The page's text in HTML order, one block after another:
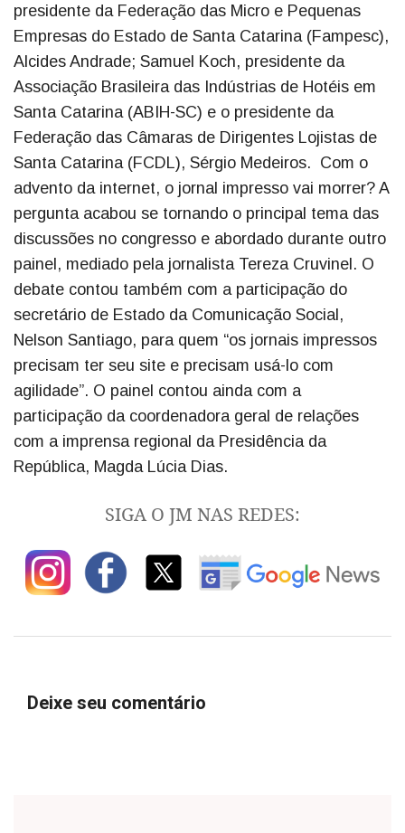
presidente da Federação das Micro e Pequenas
Empresas do Estado de Santa Catarina (Fampesc),
Alcides Andrade; Samuel Koch, presidente da
Associação Brasileira das Indústrias de Hotéis em
Santa Catarina (ABIH-SC) e o presidente da
Federação das Câmaras de Dirigentes Lojistas de
Santa Catarina (FCDL), Sérgio Medeiros. Com o
advento da internet, o jornal impresso vai morrer? A
pergunta acabou se tornando o principal tema das
discussões no congresso e abordado durante outro
painel, mediado pela jornalista Tereza Cruvinel. O
debate contou também com a participação do
secretário de Estado da Comunicação Social,
Nelson Santiago, para quem “os jornais impressos
precisam ter seu site e precisam usá-lo com
agilidade”. O painel contou ainda com a
participação da coordenadora geral de relações
com a imprensa regional da Presidência da
República, Magda Lúcia Dias.
SIGA O JM NAS REDES:
Deixe seu comentário